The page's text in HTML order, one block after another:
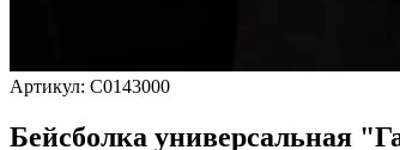
Артикул: C0143000
Бейсболка универсальная